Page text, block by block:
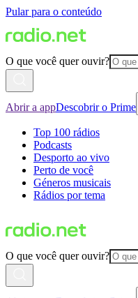
Pular para o conteúdo
O que você quer ouvir?
Abrir a appDescobrir o Prime
Top 100 rádios
Podcasts
Desporto ao vivo
Perto de você
Géneros musicais
Rádios por tema
O que você quer ouvir?